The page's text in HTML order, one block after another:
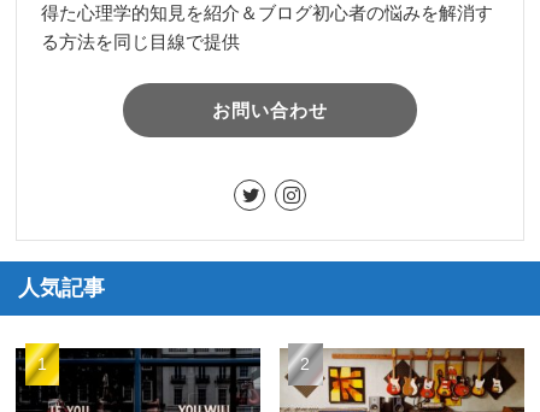
得た心理学的知見を紹介＆ブログ初心者の悩みを解消す
る方法を同じ目線で提供
お問い合わせ
人気記事